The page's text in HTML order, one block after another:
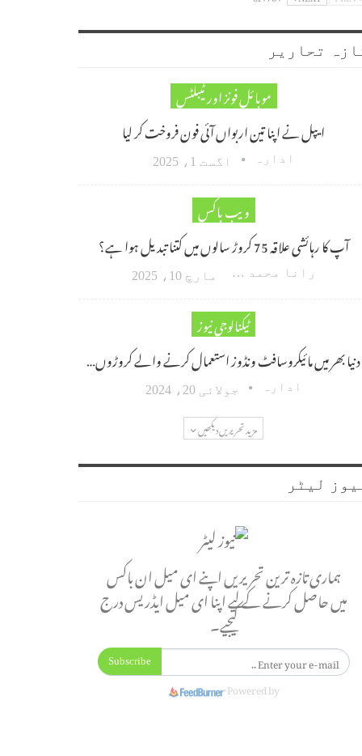
تحاریر
موبائل فونز اور ٹیبلٹس
ایپل نے اپنا تین اربواں آئی فون فروخت کر لیا
ادارہ اگست 1، 2025
ویب باکس
آپ کا رہائشی علاقہ 75 کروڑ سالوں میں کتنا تبدیل ہوا ہے؟
رانا محمد امین اکبر مارچ 10، 2025
ٹیکنالوجی نیوز
دنیا بھر میں مائیکروسافٹ ونڈوز استعمال کرنے والے کروڑوں…
ادارہ جولائی 20، 2024
مزید تحریریں دیکھیں
لیٹر
ہماری تازہ ترین تحریریں اپنے ای میل ان باکس
میں حاصل کرنے کے لیے اپنا ای میل ایڈریس درج
کیجیے۔
Subscribe
Powered by